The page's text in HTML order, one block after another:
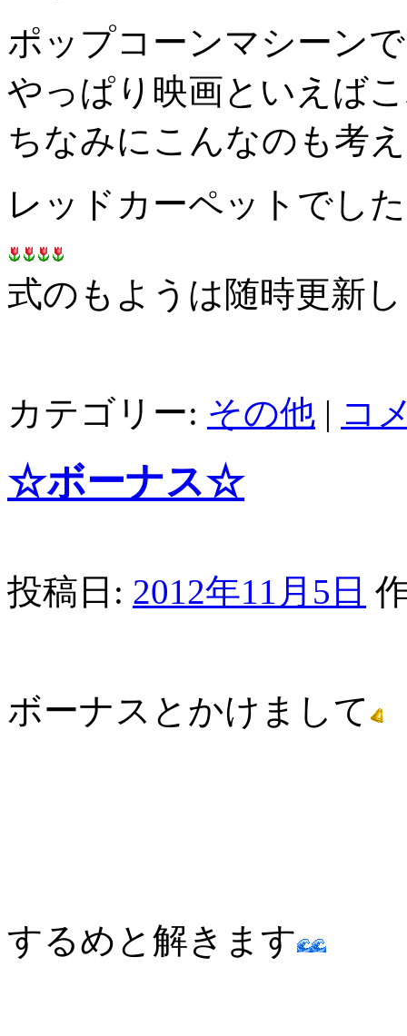
ポップコーンマシーン
やっぱり映画といえば
ちなみにこんなのも考
レッドカーペットでした
式のもようは随時更新
カテゴリー: その他 | コ
☆ボーナス☆
投稿日: 2012年11月5日
ボーナスとかけまして
するめと解きます